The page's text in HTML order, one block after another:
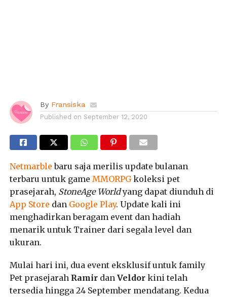
By Fransiska
Published on September 12, 2020
Netmarble baru saja merilis update bulanan
terbaru untuk game MMORPGkoleksi pet
prasejarah, StoneAge Worldyang dapat diunduh di
App Store dan Google Play. Update kali ini
menghadirkan beragam event dan hadiah
menarik untuk Trainer dari segala level dan
ukuran.
Mulai hari ini, dua event eksklusif untuk family
Pet prasejarah Ramirdan Veldorkini telah
tersedia hingga 24 September mendatang. Kedua